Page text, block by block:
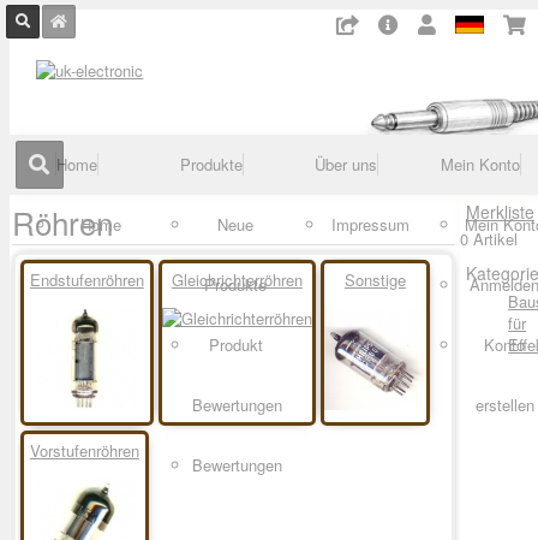
Home
Home
Produkte
Neue
Produkte
Produkt
Bewertungen
Bewertungen
Über uns
Impressum
Mein Konto
Mein
Anmelden
Konto
erstellen
Röhren
Endstufenröhren Gleichrichterröhren Sonstige
Vorstufenröhren
Merkliste
0 Artikel
für